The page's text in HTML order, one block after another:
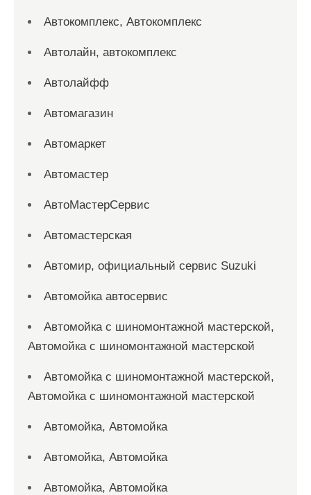
Автокомплекс, Автокомплекс
Автолайн, автокомплекс
Автолайфф
Автомагазин
Автомаркет
Автомастер
АвтоМастерСервис
Автомастерская
Автомир, официальный сервис Suzuki
Автомойка автосервис
Автомойка с шиномонтажной мастерской,
Автомойка с шиномонтажной мастерской
Автомойка с шиномонтажной мастерской,
Автомойка с шиномонтажной мастерской
Автомойка, Автомойка
Автомойка, Автомойка
Автомойка, Автомойка